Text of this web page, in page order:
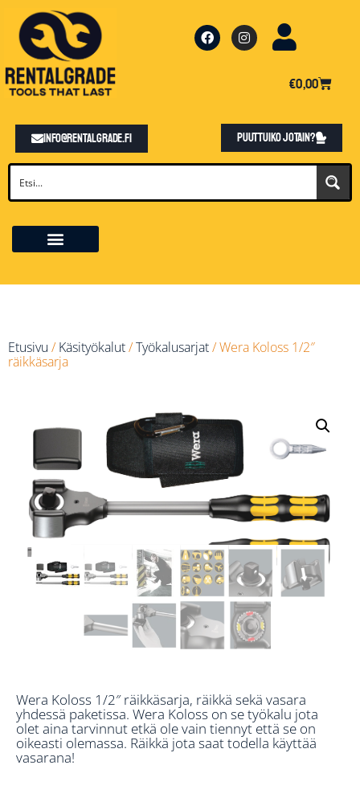
€0,00
info@rentalgrade.fi Puuttuiko jotain?
Etusivu /Käsityökalut/Työkalusarjat/ Wera Koloss 1/2″
räikkäsarja
Wera Koloss 1/2″ räikkäsarja, räikkä sekä vasara
yhdessä paketissa. Wera Koloss on se työkalu jota
olet aina tarvinnut etkä ole vain tiennyt että se on
oikeasti olemassa. Räikkä jota saat todella käyttää
vasarana!